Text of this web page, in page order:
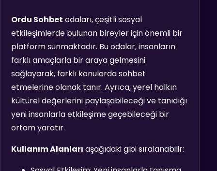
Ordu Sohbet odaları, çeşitli sosyal
etkileşimlerde bulunan bireyler için önemli bir
platform sunmaktadır. Bu odalar, insanların
farklı amaçlarla bir araya gelmesini
sağlayarak, farklı konularda sohbet
etmelerine olanak tanır. Ayrıca, yerel halkın
kültürel değerlerini paylaşabileceği ve tanıdığı
yeni insanlarla etkileşime geçebileceği bir
ortam yaratır.
Kullanım Alanları aşağıdaki gibi sıralanabilir: